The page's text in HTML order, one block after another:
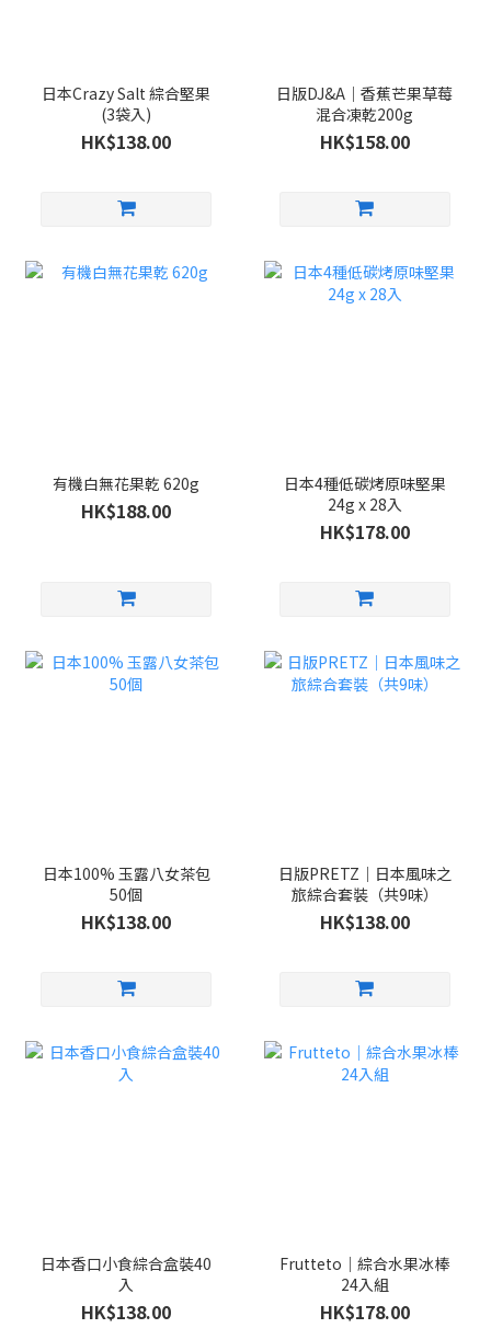
日本Crazy Salt 綜合堅果
(3袋入)
HK$138.00
日版DJ&A｜香蕉芒果草莓
混合凍乾200g
HK$158.00
有機白無花果乾 620g
HK$188.00
日本4種低碳烤原味堅果
24g x 28入
HK$178.00
日本100% 玉露八女茶包
50個
HK$138.00
日版PRETZ｜日本風味之
旅綜合套裝（共9味）
HK$138.00
日本香口小食綜合盒裝40
入
HK$138.00
Frutteto｜綜合水果冰棒
24入組
HK$178.00